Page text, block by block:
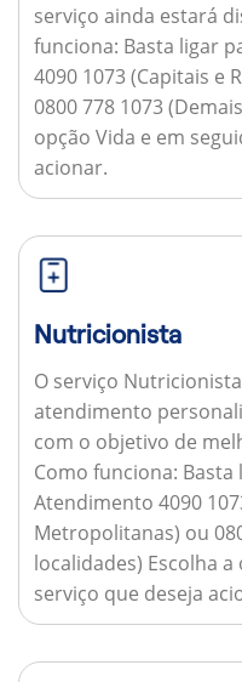
serviço ainda estará
funciona: Basta ligar
4090 1073 (Capitais e
0800 778 1073
opção Vida e em
acionar.
Nutricionista
O serviço
atendimento
com o objetivo de
Como funciona: Basta
Atendimento 4090
Metropolitanas) ou
localidades) Escolha
serviço que deseja